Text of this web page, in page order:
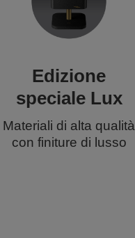
Edizione
speciale Lux
Materiali di alta qualità
con finiture di lusso